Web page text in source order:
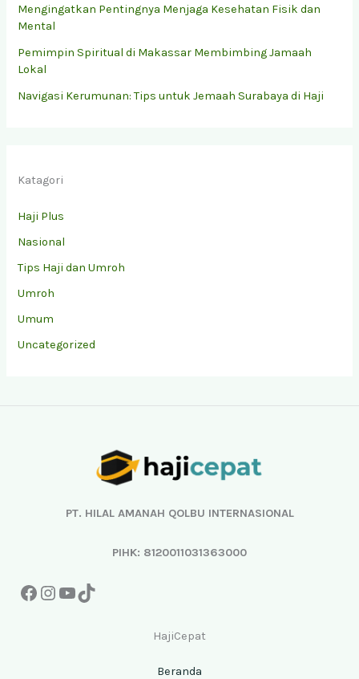
Mengingatkan Pentingnya Menjaga Kesehatan Fisik dan
Mental
Pemimpin Spiritual di Makassar Membimbing Jamaah
Lokal
Navigasi Kerumunan: Tips untuk Jemaah Surabaya di Haji
Katagori
Haji Plus
Nasional
Tips Haji dan Umroh
Umroh
Umum
Uncategorized
PT. HILAL AMANAH QOLBU INTERNASIONAL
PIHK: 8120011031363000
Instagram
YouTube
TikTok
HajiCepat
Beranda